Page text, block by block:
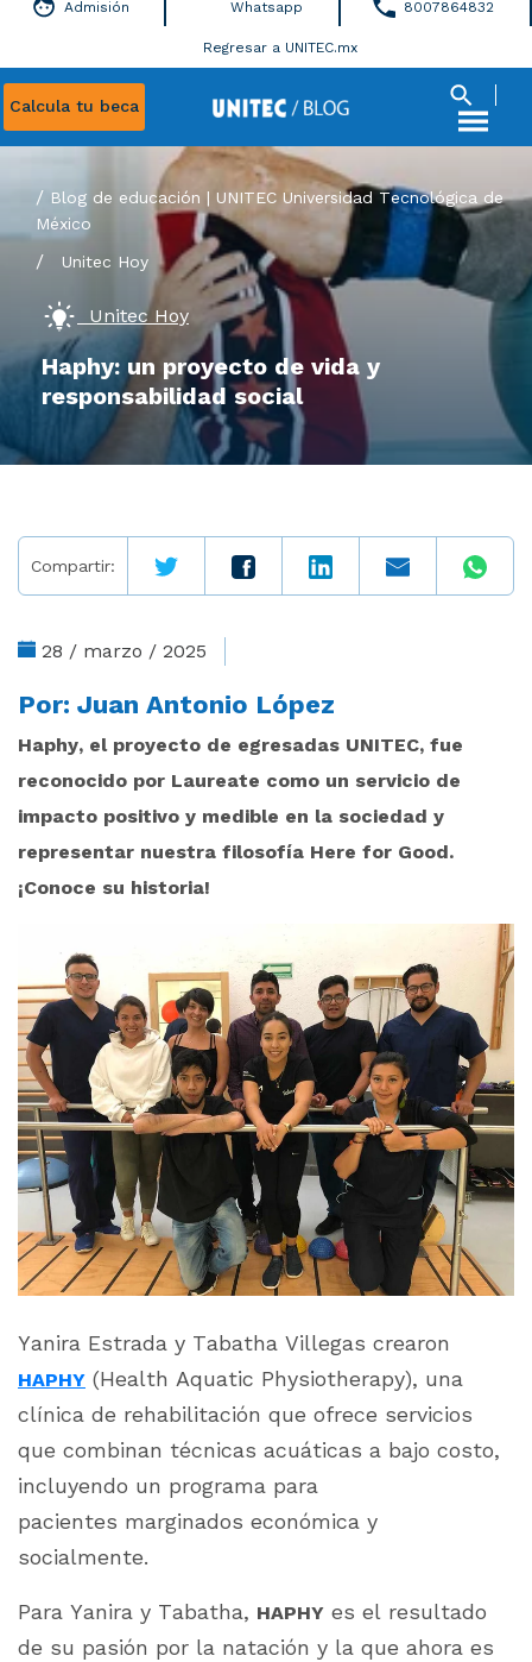
Calcula tu beca
Admisión Whatsapp 8007864832
Regresar a UNITEC.mx
Blog de educación | UNITEC Universidad Tecnológica de
México
/ Unitec Hoy
Unitec Hoy
Haphy: un proyecto de vida y
responsabilidad social
Compartir:
28 / marzo / 2025
Por: Juan Antonio López
Haphy, el proyecto de egresadas UNITEC, fue
reconocido por Laureate como un servicio de
impacto positivo y medible en la sociedad y
representar nuestra filosofía Here for Good.
¡Conoce su historia!
Yanira Estrada y Tabatha Villegas crearon
HAPHY (Health Aquatic Physiotherapy), una
clínica de rehabilitación que ofrece servicios
que combinan técnicas acuáticas a bajo costo,
incluyendo un programa para
pacientes marginados económica y
socialmente.
Para Yanira y Tabatha, HAPHY es el resultado
de su pasión por la natación y la que ahora es